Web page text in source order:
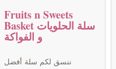
Fruits n Sweets
Basket سلة الحلويات
و الفواكة
ننسق لكم سلة أفضل